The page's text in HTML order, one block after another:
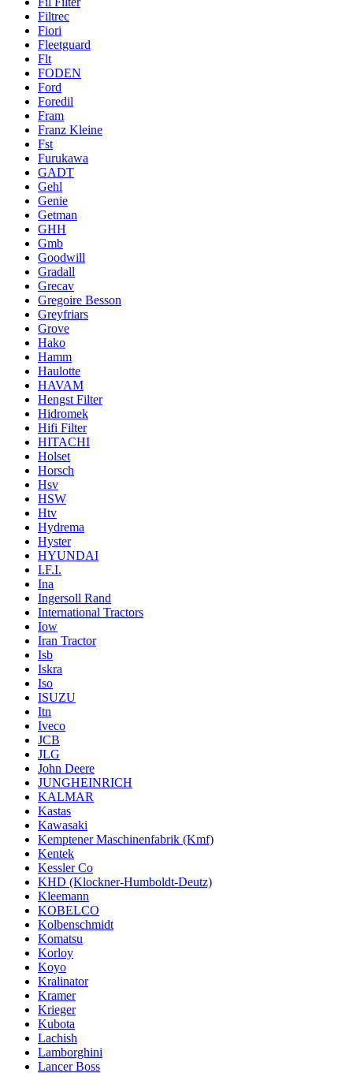
Filtrec
Fiori
Fleetguard
Flt
FODEN
Ford
Foredil
Fram
Franz Kleine
Fst
Furukawa
GADT
Gehl
Genie
Getman
GHH
Gmb
Goodwill
Gradall
Grecav
Gregoire Besson
Greyfriars
Grove
Hako
Hamm
Haulotte
HAVAM
Hengst Filter
Hidromek
Hifi Filter
HITACHI
Holset
Horsch
Hsv
HSW
Htv
Hydrema
Hyster
HYUNDAI
I.F.I.
Ina
Ingersoll Rand
International Tractors
Iow
Iran Tractor
Isb
Iskra
Iso
ISUZU
Itn
Iveco
JCB
JLG
John Deere
JUNGHEINRICH
KALMAR
Kastas
Kawasaki
Kemptener Maschinenfabrik (Kmf)
Kentek
Kessler Co
KHD (Klockner-Humboldt-Deutz)
Kleemann
KOBELCO
Kolbenschmidt
Komatsu
Korloy
Koyo
Kralinator
Kramer
Krieger
Kubota
Lachish
Lamborghini
Lancer Boss